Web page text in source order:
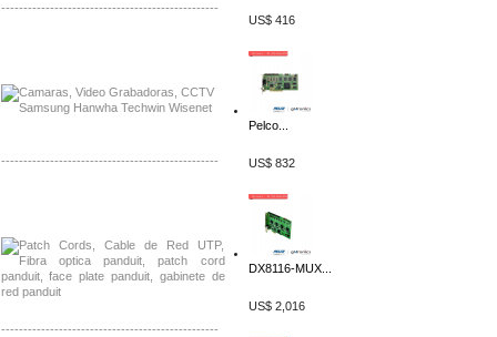
-------------------------------------------------
-------------------------------------------------
-------------------------------------------------
US$ 416
Pelco...
US$ 832
DX8116-MUX...
US$ 2,016